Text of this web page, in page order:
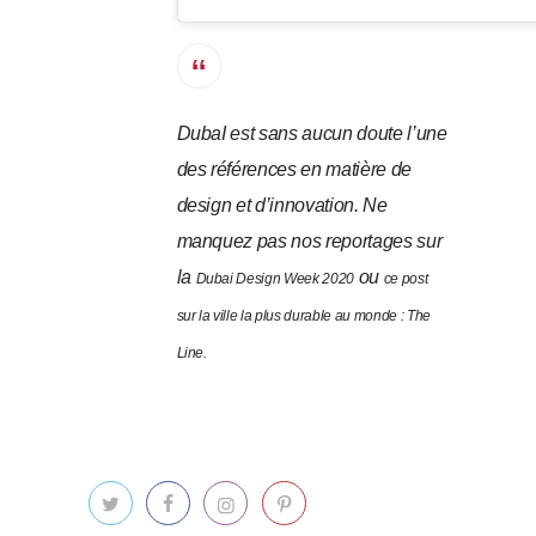
DubaI est sans aucun doute l’une
des références en matière de
design et d’innovation. Ne
manquez pas nos reportages sur
la Dubai Design Week 2020 ou ce post
sur la ville la plus durable au monde : The
Line.